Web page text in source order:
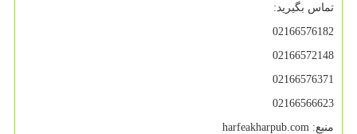
تماس بگیرید:
02166576182
02166572148
02166576371
02166566623
منبع: harfeakharpub.com